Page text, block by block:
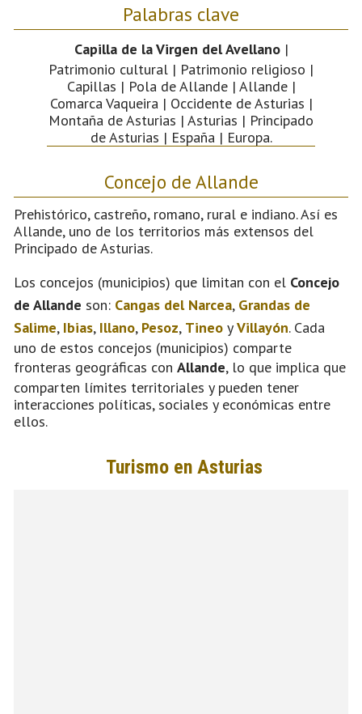
Palabras clave
Capilla de la Virgen del Avellano|
Patrimonio cultural | Patrimonio religioso |
Capillas | Pola de Allande | Allande |
Comarca Vaqueira | Occidente de Asturias |
Montaña de Asturias | Asturias | Principado
de Asturias | España | Europa.
Concejo de Allande
Prehistórico, castreño, romano, rural e indiano. Así es
Allande, uno de los territorios más extensos del
Principado de Asturias.
Los concejos (municipios) que limitan con el Concejo
de Allande son: Cangas del Narcea, Grandas de
Salime, Ibias, Illano, Pesoz, Tineo yVillayón. Cada
uno de estos concejos (municipios) comparte
fronteras geográficas con Allande, lo que implica que
comparten límites territoriales y pueden tener
interacciones políticas, sociales y económicas entre
ellos.